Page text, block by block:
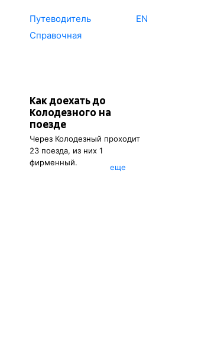
Путеводитель
Справочная
EN
Как доехать до
Колодезного на
поезде
Через Колодезный проходит
23 поезда, из них 1
фирменный.
eще